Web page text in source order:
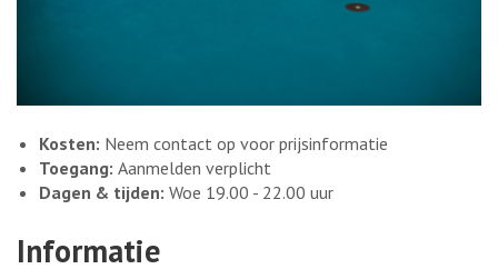
Kosten: Neem contact op voor prijsinformatie
Toegang: Aanmelden verplicht
Dagen & tijden: Woe 19.00 - 22.00 uur
Informatie